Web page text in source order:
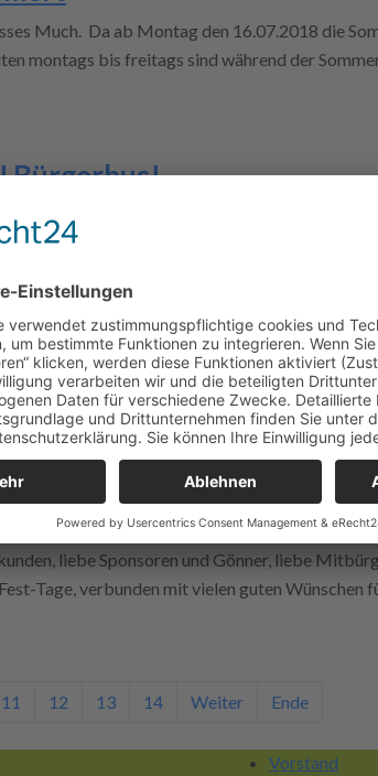
Much. Da ab Montag den 16.07.2018 die
montags bis freitags sind während der
Bürgerbus!
und Förderer, im Dezember 2017 haben wir
versprochenem beschleunigten Verfahren
ihre aktive Zeit
Betrieb auf. Mittlerweile warten wir auf das
zurück, um unsere Bürger aus den Dörfern in
liebe Sponsoren und Gönner, liebe
Tage, verbunden mit vielen guten Wünschen
11 12 13 14 Weiter Ende
Vorstand